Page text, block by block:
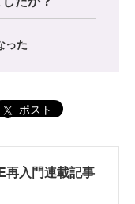
った
ポスト
入門連載記事